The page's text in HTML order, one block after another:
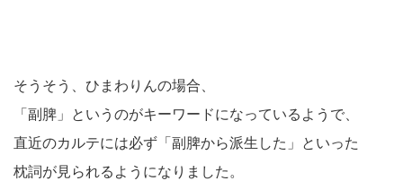
そうそう、ひまわりんの場合、
「副脾」というのがキーワードになっているようで、
直近のカルテには必ず「副脾から派生した」といった
枕詞が見られるようになりました。